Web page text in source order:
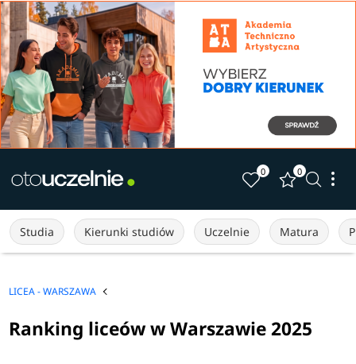
0 0
Studia Kierunki studiów Uczelnie Matura
LICEA - WARSZAWA
Ranking liceów w Warszawie 2025